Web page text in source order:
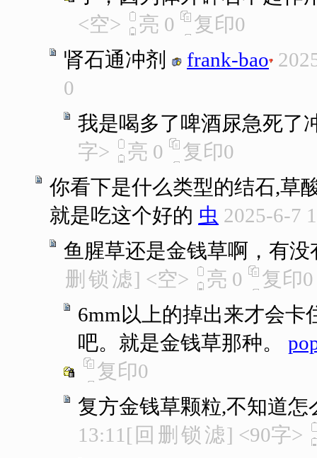
<空>
亮 0 复印0
肾石通冲剂
frank-bao
0
我是喝多了啤酒尿急死了
字>
亮 0 复印0
你看下是什么类型的结石,草
就是吃这个好的 虫 2025-6-7
鱼腥草还是金钱草啊，有没
删 锁 滤] <空> 亮 0 复印0
6mm以上的掉出来才会卡
吧。就是金钱草那种。
复印0
复方金钱草颗粒,不知道
13:11 [ 回 删 锁 滤] <90字>